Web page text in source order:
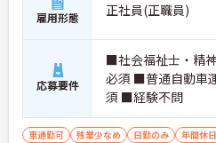
雇用形態 正社員(正職員)
応募要件
■社会福祉士・精
必須 ■普通自動車
須 ■経験不問
車通勤可 残業少なめ 日勤のみ
年間休